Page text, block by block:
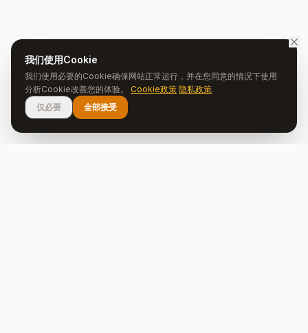
我们使用Cookie
我们使用必要的Cookie确保网站正常运行，并在您同意的情况下使用
分析Cookie改善您的体验。
Cookie政策 隐私政策.
仅必要
全部接受